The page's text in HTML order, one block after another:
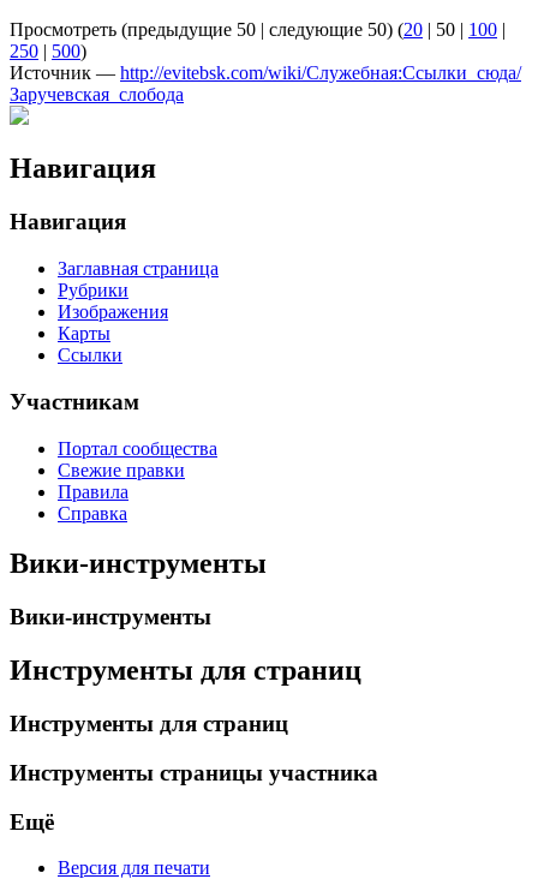
Просмотреть (предыдущие 50 | следующие 50) (20 | 50 | 100 |
250 | 500)
Источник — http://evitebsk.com/wiki/Служебная:Ссылки_сюда/
Заручевская_слобода
Навигация
Навигация
Заглавная страница
Рубрики
Изображения
Карты
Ссылки
Участникам
Портал сообщества
Свежие правки
Правила
Справка
Вики-инструменты
Вики-инструменты
Инструменты для страниц
Инструменты для страниц
Инструменты страницы участника
Ещё
Версия для печати